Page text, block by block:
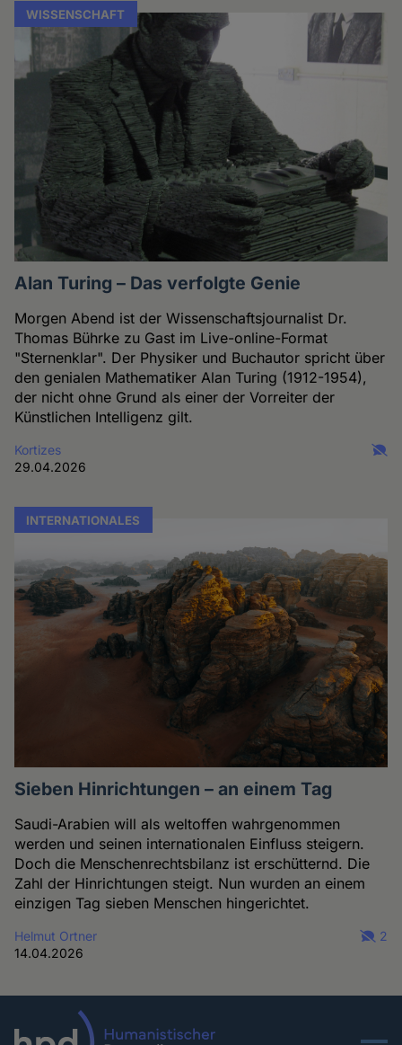
WISSENSCHAFT
Alan Turing – Das verfolgte Genie
Morgen Abend ist der Wissenschaftsjournalist Dr.
Thomas Bührke zu Gast im Live-online-Format
"Sternenklar". Der Physiker und Buchautor spricht über
den genialen Mathematiker Alan Turing (1912-1954),
der nicht ohne Grund als einer der Vorreiter der
Künstlichen Intelligenz gilt.
Kortizes
29.04.2026
INTERNATIONALES
Sieben Hinrichtungen – an einem Tag
Saudi-Arabien will als weltoffen wahrgenommen
werden und seinen internationalen Einfluss steigern.
Doch die Menschenrechtsbilanz ist erschütternd. Die
Zahl der Hinrichtungen steigt. Nun wurden an einem
einzigen Tag sieben Menschen hingerichtet.
Helmut Ortner
14.04.2026
2